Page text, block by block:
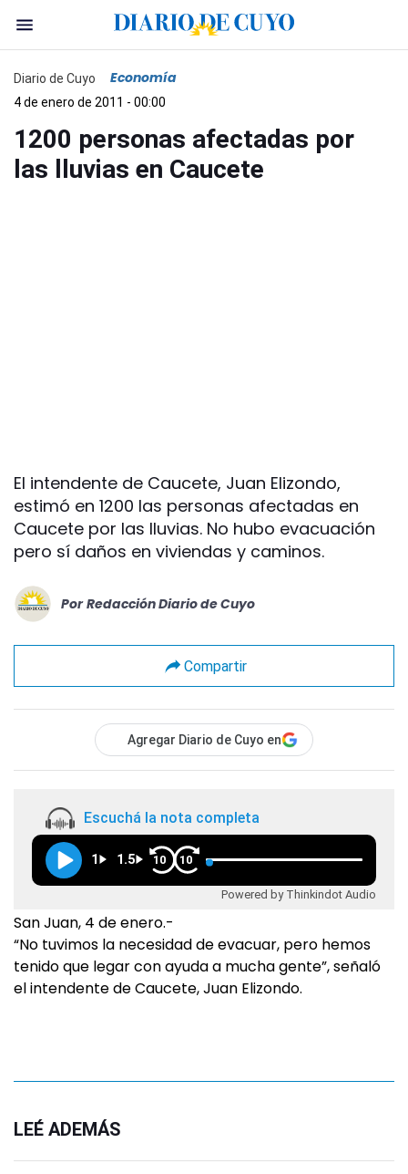
Diario de Cuyo Economía
4 de enero de 2011 - 00:00
1200 personas afectadas por
las lluvias en Caucete
El intendente de Caucete, Juan Elizondo,
estimó en 1200 las personas afectadas en
Caucete por las lluvias. No hubo evacuación
pero sí daños en viviendas y caminos.
Por Redacción Diario de Cuyo
Compartir
Agregar Diario de Cuyo en
Escuchá la nota completa
1 1.5 10 10
Powered by Thinkindot Audio
San Juan, 4 de enero.-
“No tuvimos la necesidad de evacuar, pero hemos
tenido que legar con ayuda a mucha gente”, señaló
el intendente de Caucete, Juan Elizondo.
LEÉ ADEMÁS